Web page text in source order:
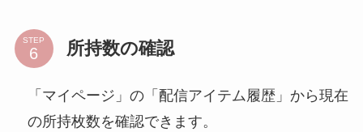
STEP 所持数の確認
「マイページ」の「配信アイテム履歴」から現在
の所持枚数を確認できます。